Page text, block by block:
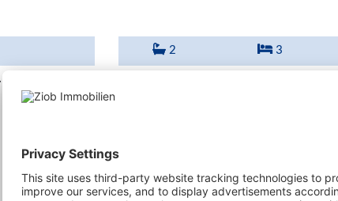
2 3